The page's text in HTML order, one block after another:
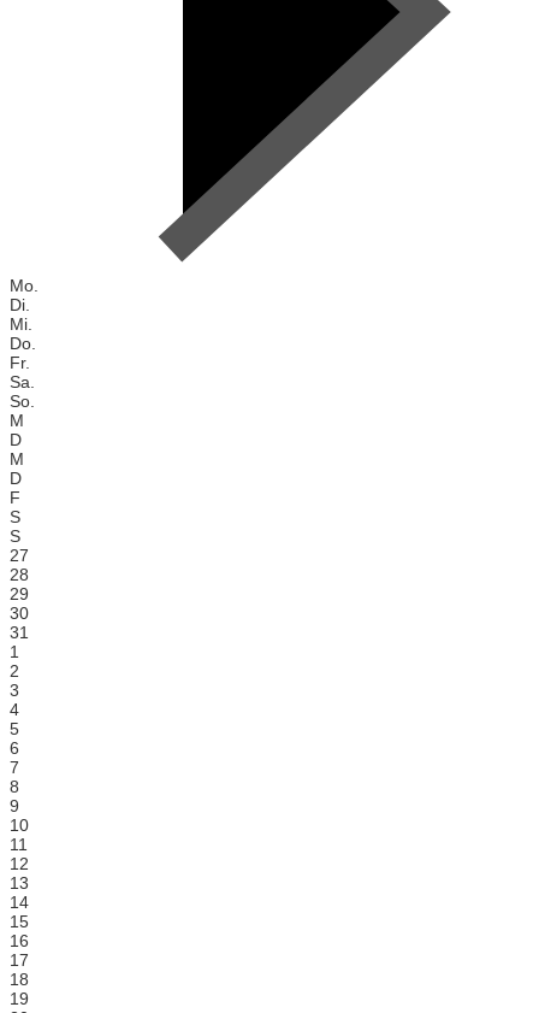
Mo.
Di.
Mi.
Do.
Fr.
Sa.
So.
M
D
M
D
F
S
S
27
28
29
30
31
1
2
3
4
5
6
7
8
9
10
11
12
13
14
15
16
17
18
19